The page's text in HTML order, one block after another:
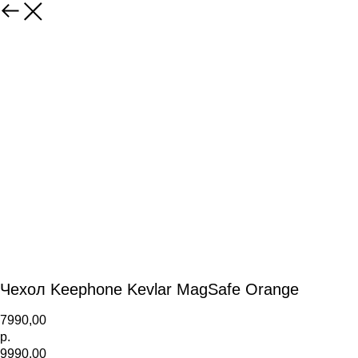
Чехол Keephone Kevlar MagSafe Orange
7990,00
р.
9990,00